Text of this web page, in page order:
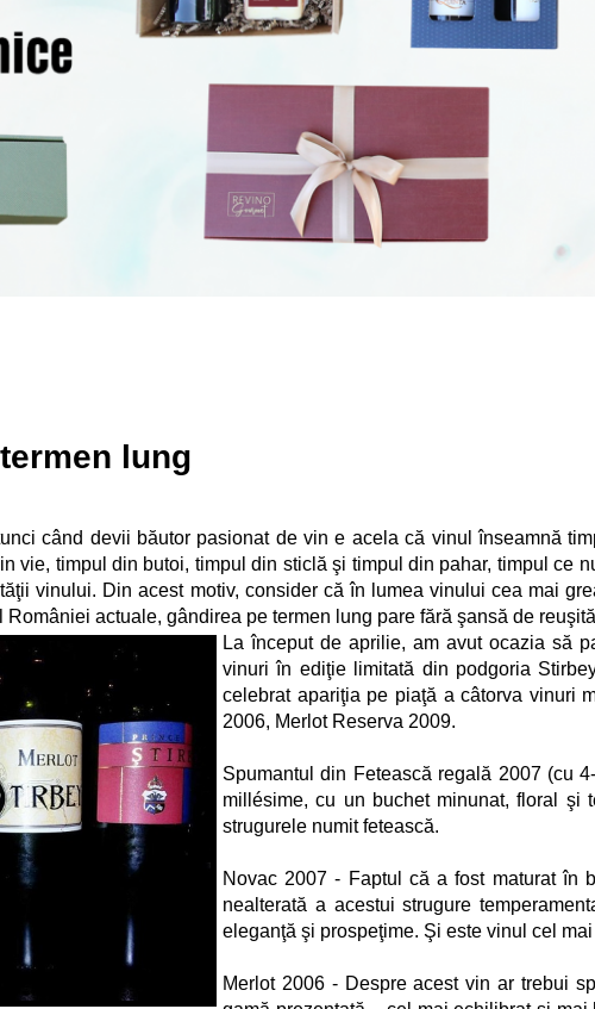
lung
când devii băutor pasionat de vin e acela că vinul înseamnă
vie, timpul din butoi, timpul din sticlă şi timpul din pahar, timpul ce
vinului. Din acest motiv, consider că în lumea vinului cea mai
actuale, gândirea pe termen lung pare fără şansă de
La început de aprilie, am avut ocazia să
vinuri în ediţie limitată din podgoria
celebrat apariţia pe piaţă a câtorva vinuri
2006, Merlot Reserva 2009.
Spumantul din Fetească regală 2007 (cu
millésime, cu un buchet minunat, floral şi
strugurele numit fetească.
Novac 2007 - Faptul că a fost maturat în
nealterată a acestui strugure
eleganţă şi prospeţime. Şi este vinul cel
Merlot 2006 - Despre acest vin ar trebui